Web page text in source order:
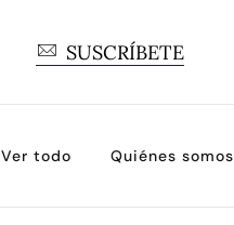
SUSCRÍBETE
Ver todo Quiénes somos